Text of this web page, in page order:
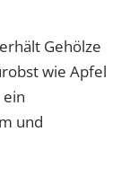
Gehölze
wie Apfel
und